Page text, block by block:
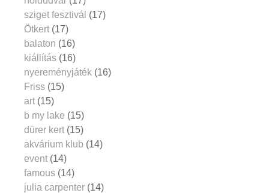
sziget fesztivál (17)
Ötkert (17)
balaton (16)
kiállítás (16)
nyereményjáték (16)
Friss (15)
art (15)
b my lake (15)
dürer kert (15)
akvárium klub (14)
event (14)
famous (14)
julia carpenter (14)